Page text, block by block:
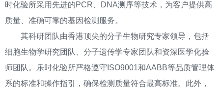
时化验所采用先进的‌PCR、‌DNA测序等技术，为客户提供高
质量、准确可靠的基因检测服务。
其科研团队由香港顶尖的分子生物研究专家领导，包括
细胞生物学研究团队、分子遗传学专家团队和资深医学化验
师团队。乐时化验所严格遵守ISO9001和‌AABB等品质管理体
系的标准和操作指引，确保检测质量符合最高标准。此外，